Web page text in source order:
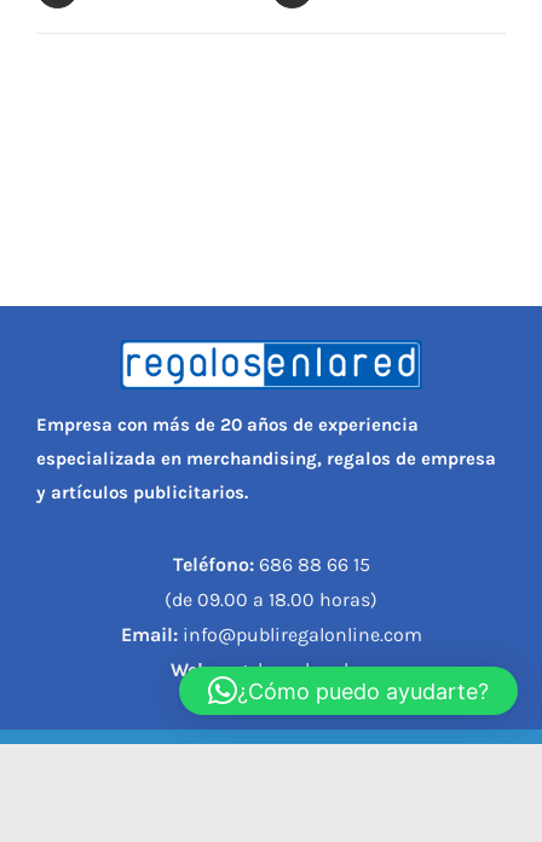
Empresa con más de 20 años de experiencia
especializada en merchandising, regalos de empresa
y artículos publicitarios.
Teléfono:686 88 66 15
(de 09.00 a 18.00 horas)
Email:info@publiregalonline.com
Web:regalosenlared.es
¿Cómo puedo ayudarte?